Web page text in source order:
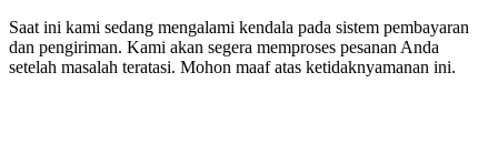
Saat ini kami sedang mengalami kendala pada sistem pembayaran
dan pengiriman. Kami akan segera memproses pesanan Anda
setelah masalah teratasi. Mohon maaf atas ketidaknyamanan ini.